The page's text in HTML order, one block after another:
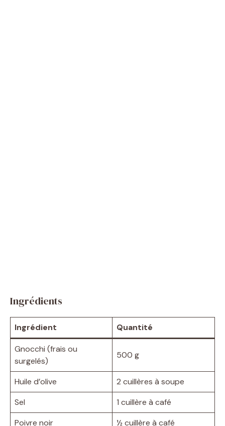
Ingrédients
Ingrédient Quantité
Gnocchi (frais ou
surgelés)
500 g
Huile d’olive
2 cuillères à soupe
Sel
1 cuillère à café
Poivre noir
½ cuillère à café